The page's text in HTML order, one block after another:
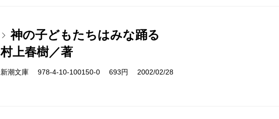
神の子どもたちはみな踊る
村上春樹／著
新潮文庫 978-4-10-100150-0 693円 2002/02/28